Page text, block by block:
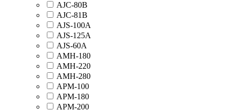
AJC-80B
AJC-81B
AJS-100A
AJS-125A
AJS-60A
AMH-180
AMH-220
AMH-280
APM-100
APM-180
APM-200